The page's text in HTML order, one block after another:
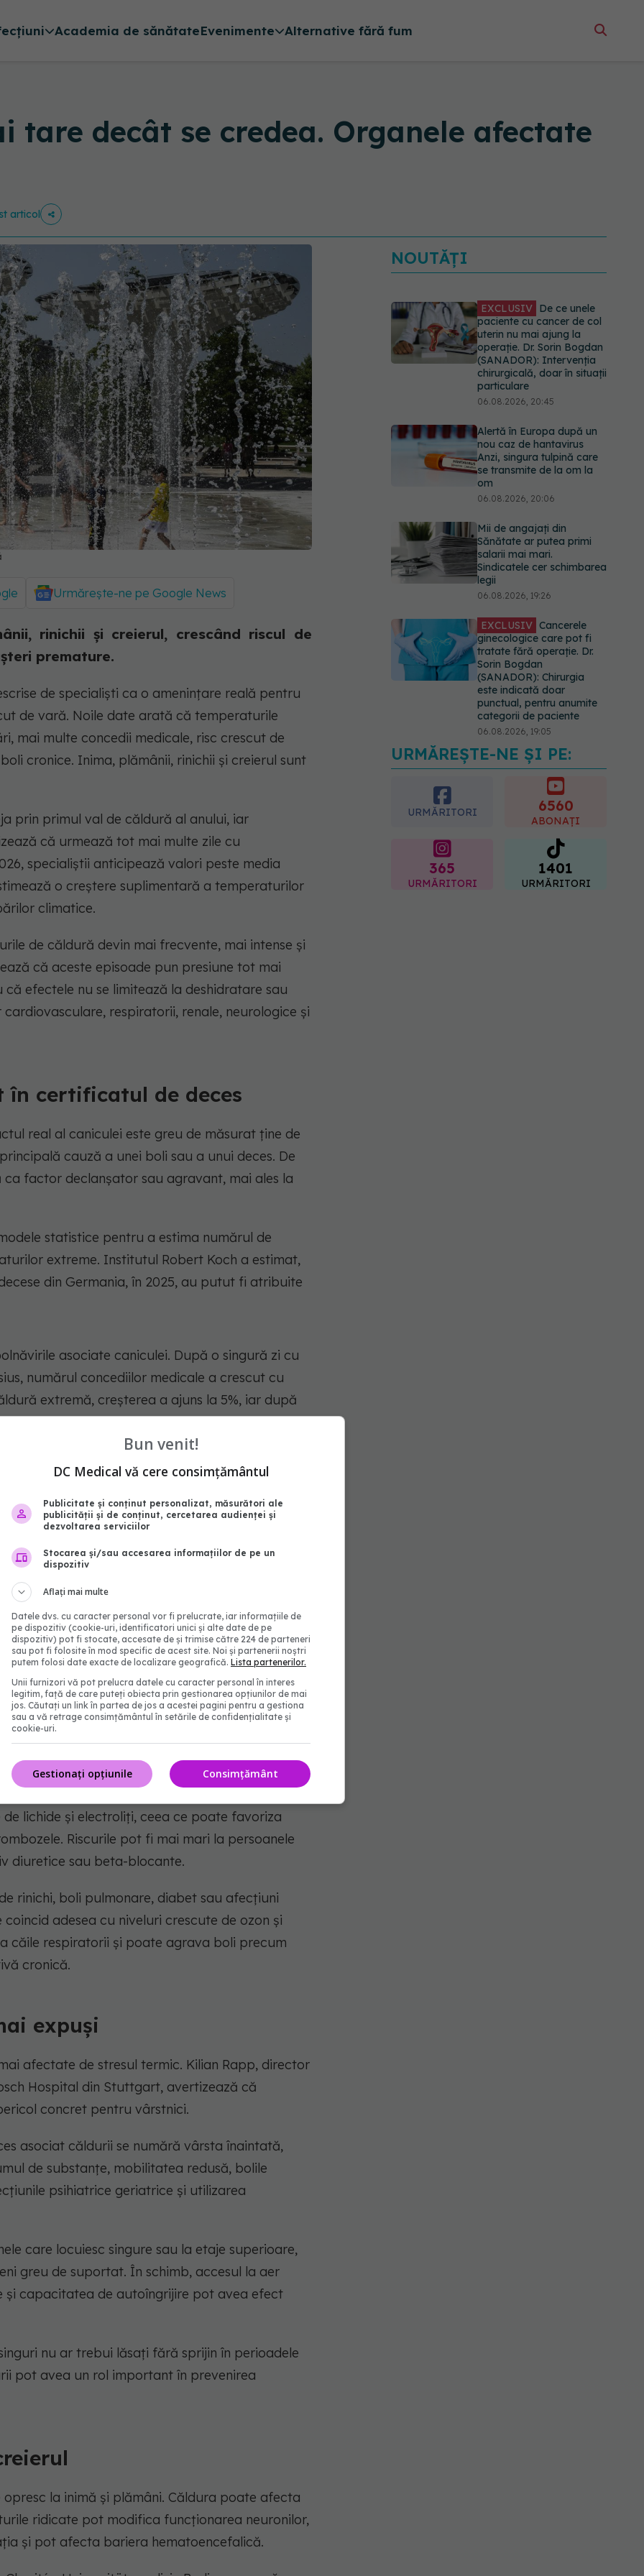
Academia de sănătateEvenimente Alternative fără fum
tare decât se credea. Organele afectate
articol
Urmărește-ne pe Google News
rinichii și creierul, crescând riscul de
premature.
de specialiști ca o amenințare reală pentru
de vară. Noile date arată că temperaturile
mai multe concedii medicale, risc crescut de
cronice. Inima, plămânii, rinichii și creierul sunt
prin primul val de căldură al anului, iar
că urmează tot mai multe zile cu
specialiștii anticipează valori peste media
o creștere suplimentară a temperaturilor
climatice.
de căldură devin mai frecvente, mai intense și
că aceste episoade pun presiune tot mai
efectele nu se limitează la deshidratare sau
respiratorii, renale, neurologice și
în certificatul de deces
real al caniculei este greu de măsurat ține de
cauză a unei boli sau a unui deces. De
factor declanșator sau agravant, mai ales la
statistice pentru a estima numărul de
extreme. Institutul Robert Koch a estimat,
din Germania, în 2025, au putut fi atribuite
asociate caniculei. După o singură zi cu
numărul concediilor medicale a crescut cu
extremă, creșterea a ajuns la 5%, iar după
a Institutului de Epidemiologie de la Helmholtz
relativ solide privind mortalitatea și
atenția că, alături de poluarea aerului, căldura
riscuri de mediu pentru sănătate, atât în
caniculare
pe sistemul cardiovascular. Atunci când
se dilată, tensiunea arterială poate să scadă,
pentru a menține circulația.
suprasolicitare poate crește riscul de
cardiacă și tulburări de ritm cardiac.
lichide și electroliți, ceea ce poate favoriza
Riscurile pot fi mai mari la persoanele
diuretice sau beta-blocante.
rinichi, boli pulmonare, diabet sau afecțiuni
adesea cu niveluri crescute de ozon și
căile respiratorii și poate agrava boli precum
cronică.
expuși
afectate de stresul termic. Kilian Rapp, director
Hospital din Stuttgart, avertizează că
concret pentru vârstnici.
asociat căldurii se numără vârsta înaintată,
de substanțe, mobilitatea redusă, bolile
psihiatrice geriatrice și utilizarea
care locuiesc singure sau la etaje superioare,
greu de suportat. În schimb, accesul la aer
și capacitatea de autoîngrijire pot avea efect
nu ar trebui lăsați fără sprijin în perioadele
pot avea un rol important în prevenirea
la inimă și plămâni. Căldura poate afecta
ridicate pot modifica funcționarea neuronilor,
și pot afecta bariera hematoencefalică.
NOUTĂȚI
EXCLUSIV De ce unele
paciente cu cancer de col
uterin nu mai ajung la
operație. Dr. Sorin Bogdan
(SANADOR): Intervenția
chirurgicală, doar în situații
particulare
06.08.2026, 20:45
Alertă în Europa după un
nou caz de hantavirus
Anzi, singura tulpină care
se transmite de la om la
om
06.08.2026, 20:06
Mii de angajați din
Sănătate ar putea primi
salarii mai mari.
Sindicatele cer schimbarea
legii
06.08.2026, 19:26
EXCLUSIV Cancerele
ginecologice care pot fi
tratate fără operație. Dr.
Sorin Bogdan
(SANADOR): Chirurgia
este indicată doar
punctual, pentru anumite
categorii de paciente
06.08.2026, 19:05
EXCLUSIV Brahiterapie
vs radioterapie externă în
cancerul ginecologic. Dr.
Sorin Bogdan (SANADOR)
explică diferența și cum
acționează tratamentul
URMĂREȘTE-NE ȘI PE:
URMĂRITORI 6560
ABONAȚI
365
URMĂRITORI
1401
URMĂRITORI
Bun venit!
DC Medical vă cere consimțământul
Publicitate și conținut personalizat, măsurători ale
publicității și de conținut, cercetarea audienței și
dezvoltarea serviciilor
Stocarea și/sau accesarea informațiilor de pe un
dispozitiv
Aflați mai multe
Datele dvs. cu caracter personal vor fi prelucrate, iar informațiile de
pe dispozitiv (cookie-uri, identificatori unici și alte date de pe
dispozitiv) pot fi stocate, accesate de și trimise către 224 de parteneri
sau pot fi folosite în mod specific de acest site. Noi și partenerii noștri
putem folosi date exacte de localizare geografică. Lista partenerilor.
Unii furnizori vă pot prelucra datele cu caracter personal în interes
legitim, față de care puteți obiecta prin gestionarea opțiunilor de mai
jos. Căutați un link în partea de jos a acestei pagini pentru a gestiona
sau a vă retrage consimțământul în setările de confidențialitate și
cookie-uri.
Consimțământ
Gestionați opțiunile